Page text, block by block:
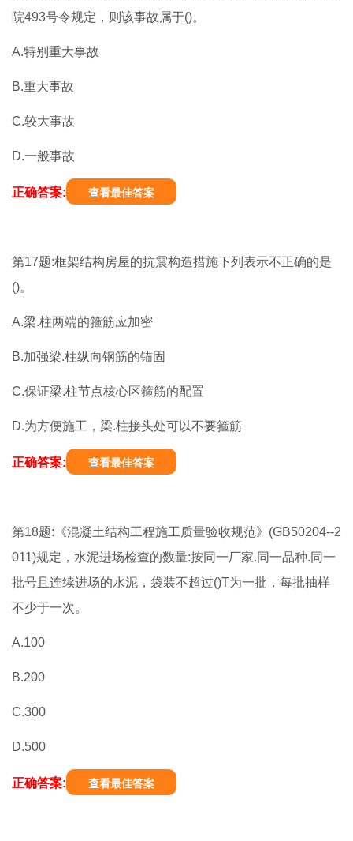
院493号令规定，则该事故属于()。
A.特别重大事故
B.重大事故
C.较大事故
D.一般事故
正确答案: 查看最佳答案
第17题:框架结构房屋的抗震构造措施下列表示不正确的是
()。
A.梁.柱两端的箍筋应加密
B.加强梁.柱纵向钢筋的锚固
C.保证梁.柱节点核心区箍筋的配置
D.为方便施工，梁.柱接头处可以不要箍筋
正确答案: 查看最佳答案
第18题:《混凝土结构工程施工质量验收规范》(GB50204--2
011)规定，水泥进场检查的数量:按同一厂家.同一品种.同一
批号且连续进场的水泥，袋装不超过()T为一批，每批抽样
不少于一次。
A.100
B.200
C.300
D.500
正确答案: 查看最佳答案